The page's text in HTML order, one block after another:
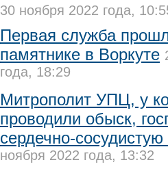
30 ноября 2022 года,
Первая служба
памятнике в Воркуте
года, 18:29
Митрополит УПЦ, у
проводили обыск,
сердечно-сосудистую
ноября 2022 года, 13:32